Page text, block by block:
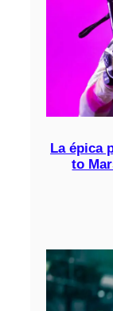
La épica
to